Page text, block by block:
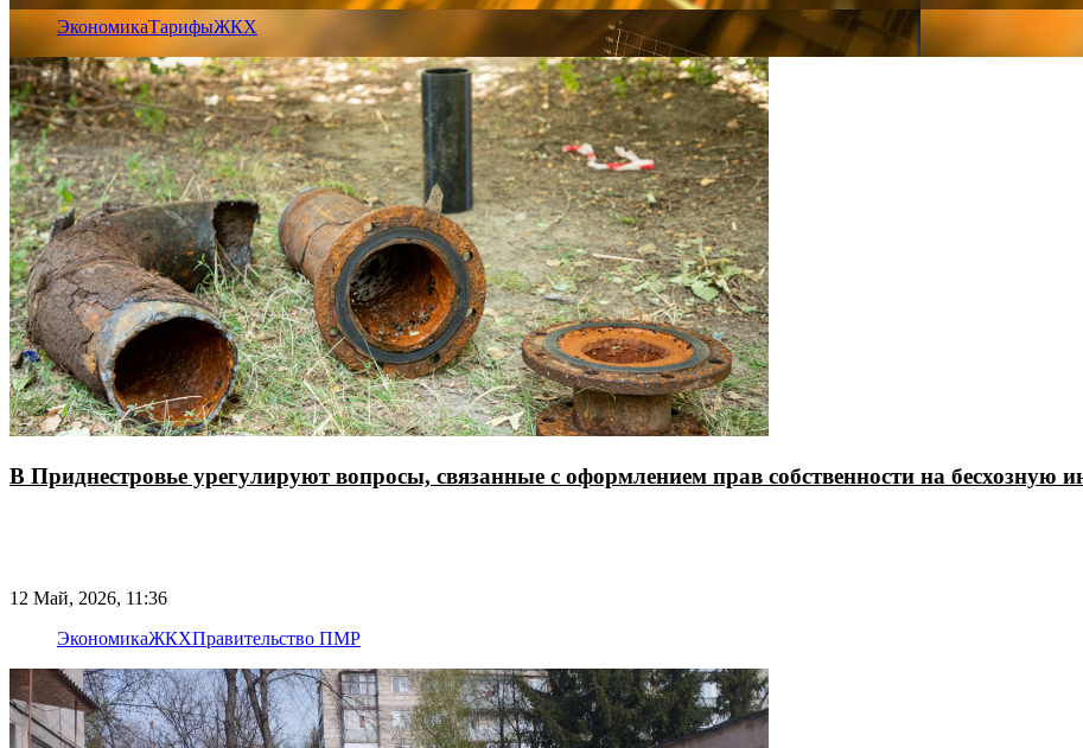
ЭкономикаТарифыЖКХ
В Приднестровье урегулируют вопросы, связанные с оформлением прав собственности на бесхозную
12 Май, 2026, 11:36
ЭкономикаЖКХПравительство ПМР